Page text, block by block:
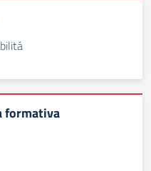
formativa